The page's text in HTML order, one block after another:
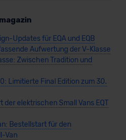
Updates für EQA und EQB
Aufwertung der V-Klasse
Zwischen Tradition und
Limitierte Final Edition zum 30.
der elektrischen Small Vans EQT
Bestellstart für den
Van